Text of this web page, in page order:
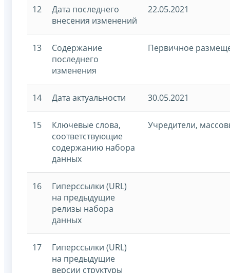
12
Дата последнего
внесения изменений
22.05.2021
13
Содержание
последнего
изменения
Первичное
14 Дата актуальности 30.05.2021
15
Ключевые слова,
соответствующие
содержанию набора
данных
Учредители,
16
Гиперссылки (URL)
на предыдущие
релизы набора
данных
17
Гиперссылки (URL)
на предыдущие
версии структуры